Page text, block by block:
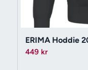
ERIMA Hoddie
449 kr